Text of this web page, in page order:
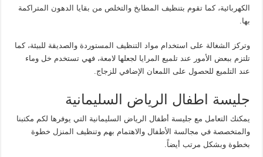
الكهربائية، كما تقوم بتنظيف المطابخ والتخلص من بقايا الدهون المتراكمة
بها.
وتركز الشغالة على استخدام مواد التنظيف المستوردة والصديقة للبيئة، كما
تلتزم ببعض الأمور عند تلميع المرايا لجعلها لامعة، فهي تستخدم خل وماء
عند التلميع للحصول على اللمعان الإضافي للزجاج.
جليسة اطفال الرياض السليمانية
يمكنك التعامل مع جليسة أطفال الرياض السليمانية التي يوفرها لكم مكتبنا
والمتخصصة في مجالسة الأطفال والاهتمام بهم وتنظيف المنزل خطوة
بخطوة وبشكل مرتب أيضاً.